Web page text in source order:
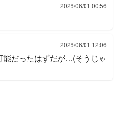
2026/06/01 00:56
2026/06/01 12:06
能だったはずだが…(そうじゃ